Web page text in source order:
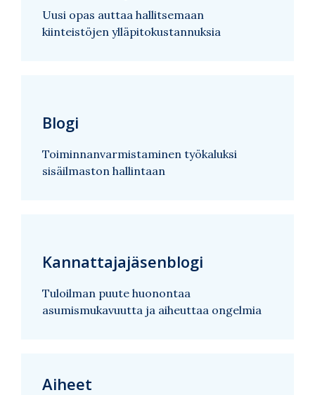
Uusi opas auttaa hallitsemaan
kiinteistöjen ylläpitokustannuksia
Blogi
Toiminnanvarmistaminen työkaluksi
sisäilmaston hallintaan
Kannattajajäsenblogi
Tuloilman puute huonontaa
asumismukavuutta ja aiheuttaa ongelmia
Aiheet